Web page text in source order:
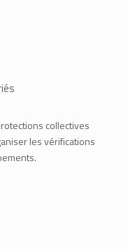
collectives
les vérifications